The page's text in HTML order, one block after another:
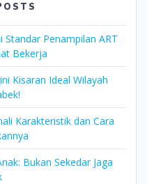
Standar Penampilan ART
Bekerja
Kisaran Ideal Wilayah
Karakteristik dan Cara
Bukan Sekedar Jaga